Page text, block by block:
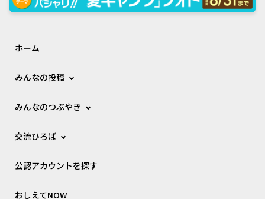
ホーム
みんなの投稿
みんなのつぶやき
交流ひろば
公認アカウントを探す
おしえてNOW